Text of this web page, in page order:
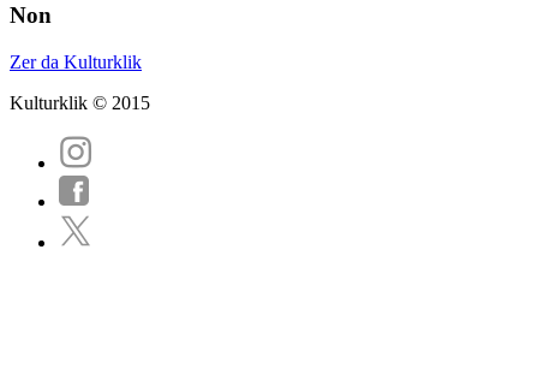
Non
Zer da Kulturklik
Kulturklik © 2015